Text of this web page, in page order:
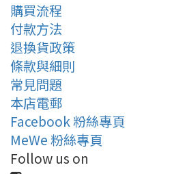
購買流程
付款方法
退換貨政策
條款與細則
常見問題
本店電郵
Facebook 粉絲專頁
MeWe 粉絲專頁
Follow us on